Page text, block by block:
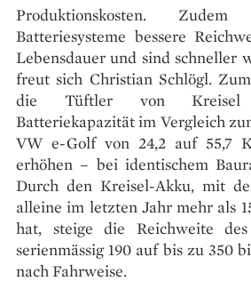
Produktionskosten.
Batteriesysteme bessere
Lebensdauer und sind schneller
freut sich Christian Schlögl.
die Tüftler von Kreisel
Batteriekapazität im Vergleich
VW e-Golf von 24,2 auf 55,7
erhöhen – bei identischem
Durch den Kreisel-Akku, mit
alleine im letzten Jahr mehr als
hat, steige die Reichweite
serienmässig 190 auf bis zu 350
nach Fahrweise.